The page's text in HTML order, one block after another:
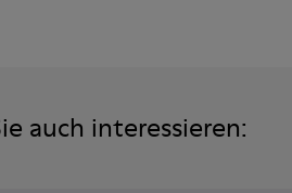
auch interessieren: